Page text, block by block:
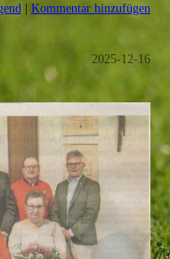
| Kommentar hinzufügen
2025-12-16